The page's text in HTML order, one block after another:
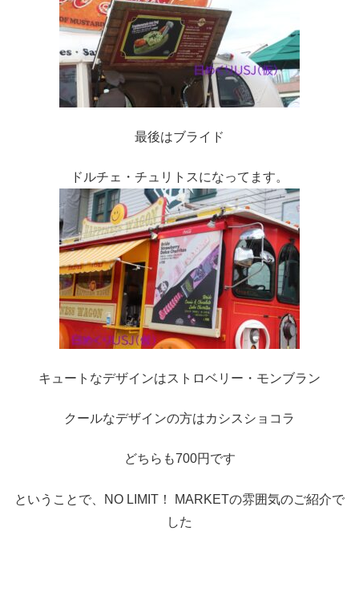
最後はブライド
ドルチェ・チュリトスになってます。
キュートなデザインはストロベリー・モンブラン
クールなデザインの方はカシスショコラ
どちらも700円です
ということで、NO LIMIT！ MARKETの雰囲気のご紹介で
した